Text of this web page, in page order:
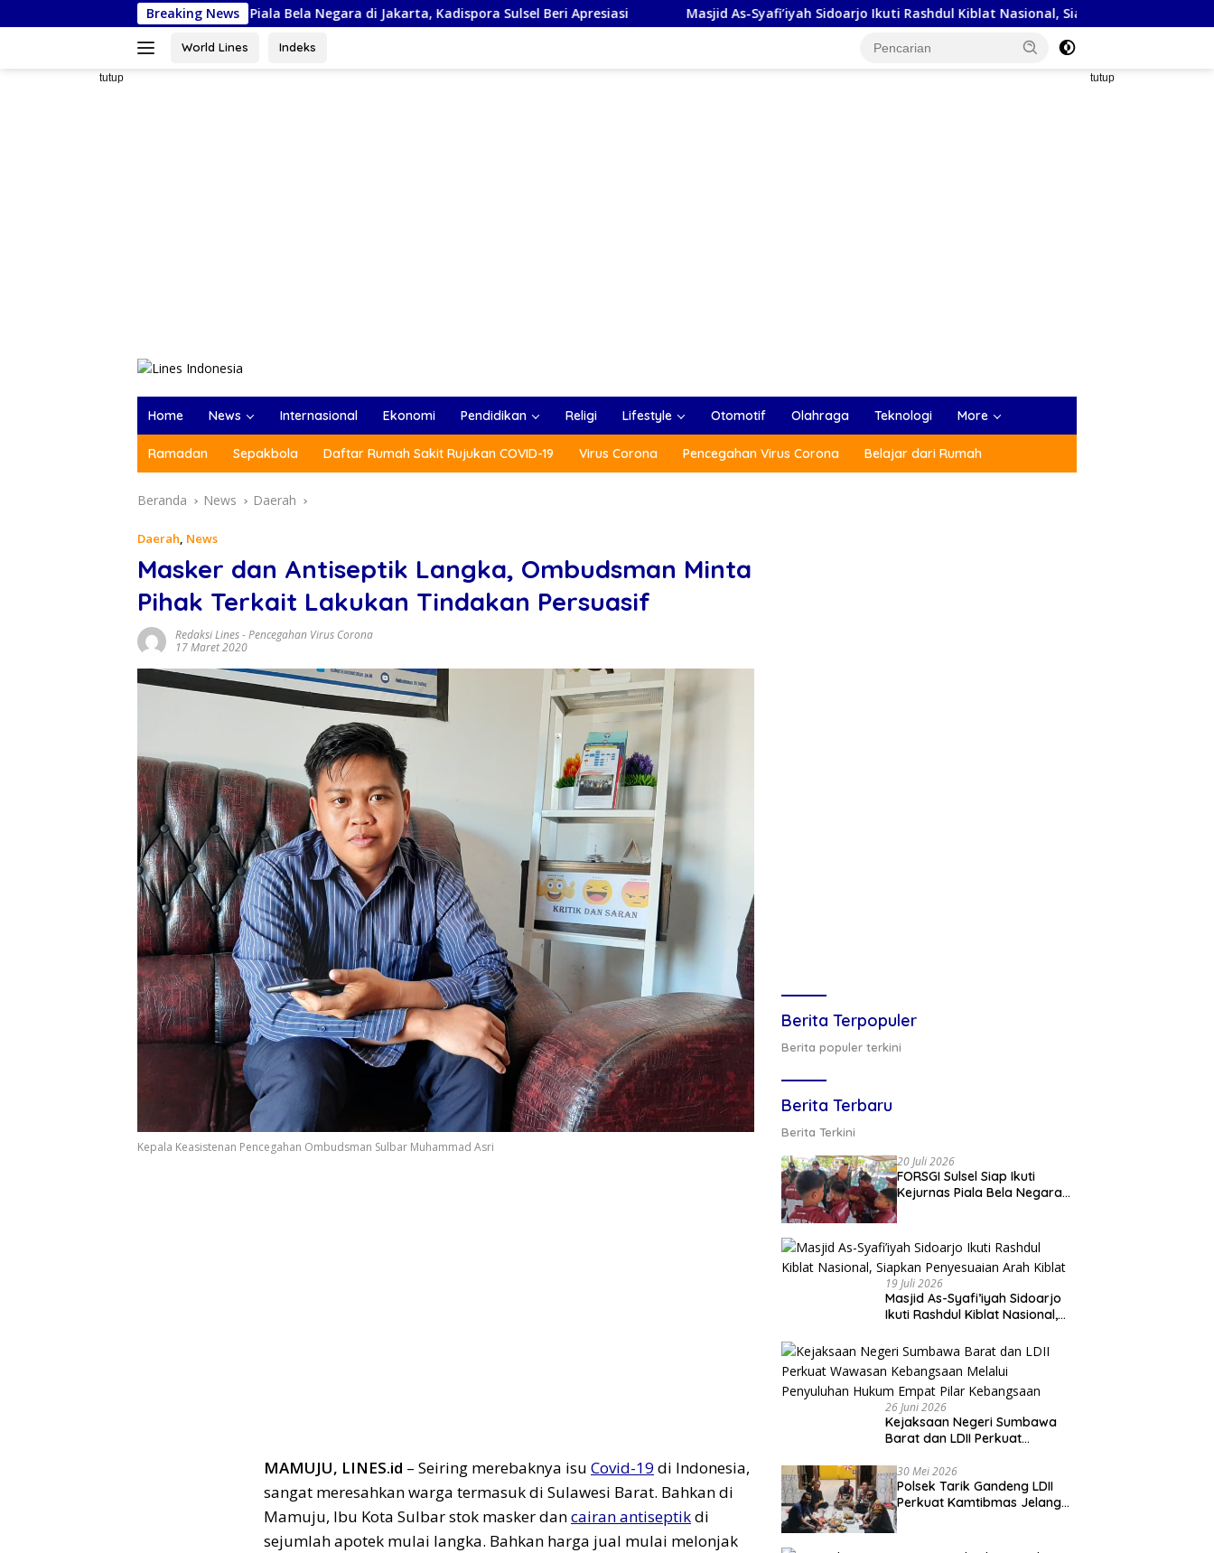
ke
Breaking News
Siap Ikuti Kejurnas Piala Bela Negara di Jakarta, Kadispora Sulsel Beri Apresiasi Masjid As-Syafi’iyah Sidoarjo Ikuti Rashdul Kiblat Nasional, Siapkan Penyesuaian Arah Kiblat
World Lines Indeks
tutup tutup
Home News Internasional Ekonomi Pendidikan Religi Lifestyle Otomotif Olahraga Teknologi More
Ramadan Sepakbola Daftar Rumah Sakit Rujukan COVID-19 Virus Corona Pencegahan Virus Corona Belajar dari Rumah
Beranda News Daerah
Daerah, News
Masker dan Antiseptik Langka, Ombudsman Minta
Pihak Terkait Lakukan Tindakan Persuasif
Redaksi Lines-Pencegahan Virus Corona
17 Maret 2020
Kepala Keasistenan Pencegahan Ombudsman Sulbar Muhammad Asri
MAMUJU, LINES.id – Seiring merebaknya isu Covid-19 di Indonesia,
sangat meresahkan warga termasuk di Sulawesi Barat. Bahkan di
Mamuju, Ibu Kota Sulbar stok masker dancairan antiseptikdi
sejumlah apotek mulai langka. Bahkan harga jual mulai melonjak
Berita Terpopuler
Berita populer terkini
Berita Terbaru
Berita Terkini
20 Juli 2026
FORSGI Sulsel Siap Ikuti
Kejurnas Piala Bela Negara
19 Juli 2026
Masjid As-Syafi’iyah Sidoarjo
Ikuti Rashdul Kiblat Nasional,
Kiblat
26 Juni 2026
Kejaksaan Negeri Sumbawa
Barat dan LDII Perkuat
Penyuluhan Hukum Empat Pilar
Kebangsaan
30 Mei 2026
Polsek Tarik Gandeng LDII
Perkuat Kamtibmas Jelang